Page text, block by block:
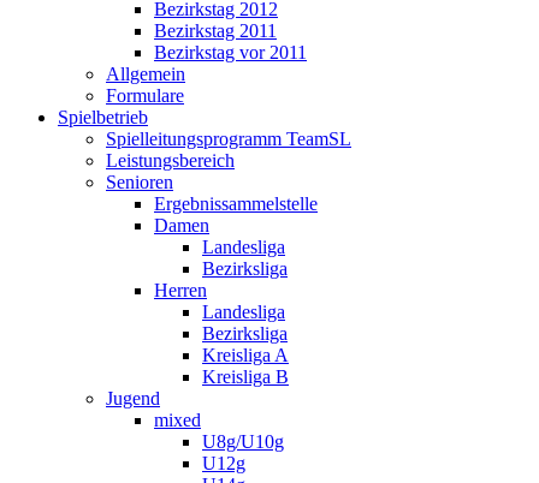
Bezirkstag 2012
Bezirkstag 2011
Bezirkstag vor 2011
Allgemein
Formulare
Spielbetrieb
Spielleitungsprogramm TeamSL
Leistungsbereich
Senioren
Ergebnissammelstelle
Damen
Landesliga
Bezirksliga
Herren
Landesliga
Bezirksliga
Kreisliga A
Kreisliga B
Jugend
mixed
U8g/U10g
U12g